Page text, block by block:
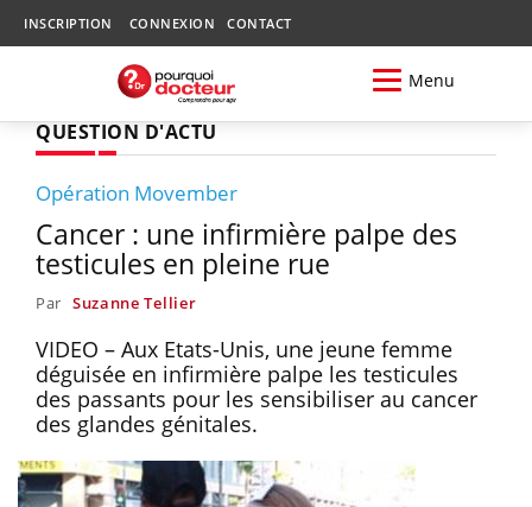
INSCRIPTION CONNEXION CONTACT
Menu
QUESTION D'ACTU
Opération Movember
Cancer : une infirmière palpe des
testicules en pleine rue
Par Suzanne Tellier
VIDEO – Aux Etats-Unis, une jeune femme
déguisée en infirmière palpe les testicules
des passants pour les sensibiliser au cancer
des glandes génitales.